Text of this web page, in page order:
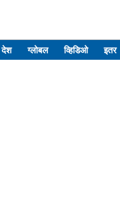
देश ग्लोबल व्हिडिओ इतर